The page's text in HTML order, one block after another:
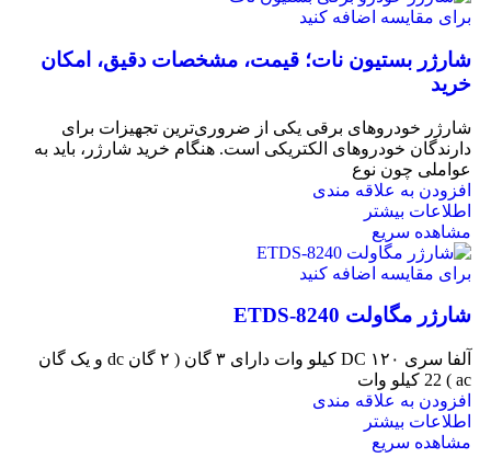
برای مقایسه اضافه کنید
شارژر بستیون نات؛ قیمت، مشخصات دقیق، امکان
خرید
شارژر خودروهای برقی یکی از ضروری‌ترین تجهیزات برای
دارندگان خودروهای الکتریکی است. هنگام خرید شارژر، باید به
عواملی چون نوع
افزودن به علاقه مندی
اطلاعات بیشتر
مشاهده سریع
برای مقایسه اضافه کنید
شارژر مگاولت ETDS-8240
آلفا سری DC ۱۲۰ کیلو وات دارای ۳ گان ( ۲ گان dc و یک گان
ac ) 22 کیلو وات
افزودن به علاقه مندی
اطلاعات بیشتر
مشاهده سریع